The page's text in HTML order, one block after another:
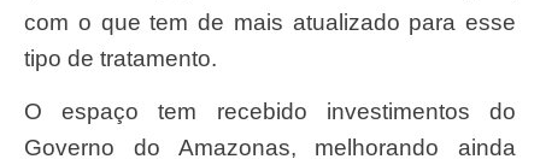
com o que tem de mais atualizado para esse
tipo de tratamento.
O espaço tem recebido investimentos do
Governo do Amazonas, melhorando ainda